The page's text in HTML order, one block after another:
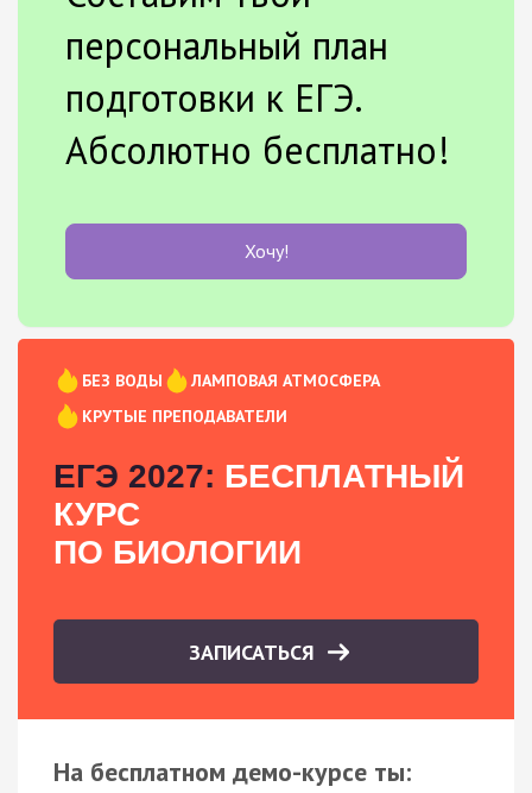
персональный план
подготовки к ЕГЭ.
Абсолютно бесплатно!
Хочу!
БЕЗ ВОДЫ
ЛАМПОВАЯ АТМОСФЕРА
КРУТЫЕ ПРЕПОДАВАТЕЛИ
ЕГЭ 2027: БЕСПЛАТНЫЙ
КУРС
ПО БИОЛОГИИ
ЗАПИСАТЬСЯ
На бесплатном демо-курсе ты: